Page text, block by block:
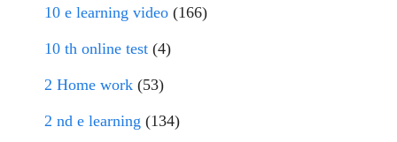
10 e learning video (166)
10 th online test (4)
2 Home work (53)
2 nd e learning (134)